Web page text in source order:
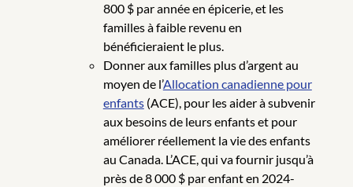
800 $ par année en épicerie, et les
familles à faible revenu en
bénéficieraient le plus.
Donner aux familles plus d’argent au
moyen de l’Allocation canadienne pour
enfants(ACE), pour les aider à subvenir
aux besoins de leurs enfants et pour
améliorer réellement la vie des enfants
au Canada. L’ACE, qui va fournir jusqu’à
près de 8 000 $ par enfant en 2024-